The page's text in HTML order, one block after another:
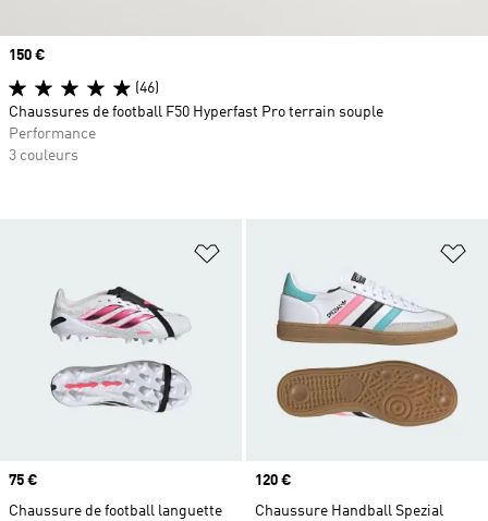
Ajouter à la Liste de produits
Prix
75 €
Chaussure de football languette
Prix
120 €
Chaussure Handball Spezial
Prix
150 €
(46)
Chaussures de football F50 Hyperfast Pro terrain souple
Performance
3 couleurs